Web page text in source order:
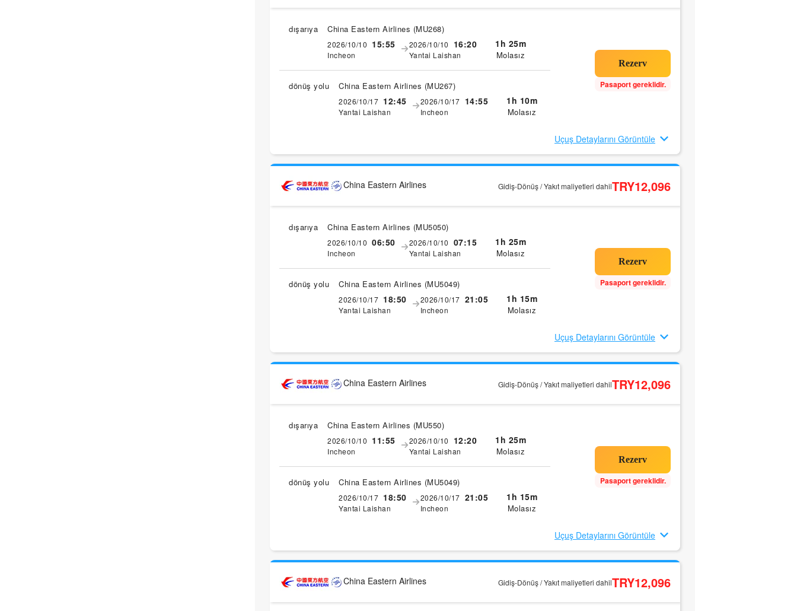
dışarıya China Eastern Airlines (MU268)
2026/10/10 15:55
Incheon
2026/10/10 16:20
Yantai Laishan
1h 25m
Molasız
dönüş yolu China Eastern Airlines (MU267)
2026/10/17 12:45
Yantai Laishan
2026/10/17 14:55
Incheon
1h 10m
Molasız
Pasaport gereklidir.
Uçuş Detaylarını Görüntüle
China Eastern Airlines Gidiş-Dönüş / Yakıt maliyetleri dahilTRY12,096
dışarıya China Eastern Airlines (MU5050)
2026/10/10 06:50
Incheon
2026/10/10 07:15
Yantai Laishan
1h 25m
Molasız
dönüş yolu China Eastern Airlines (MU5049)
2026/10/17 18:50
Yantai Laishan
2026/10/17 21:05
Incheon
1h 15m
Molasız
Pasaport gereklidir.
Uçuş Detaylarını Görüntüle
China Eastern Airlines Gidiş-Dönüş / Yakıt maliyetleri dahilTRY12,096
dışarıya China Eastern Airlines (MU550)
2026/10/10 11:55
Incheon
2026/10/10 12:20
Yantai Laishan
1h 25m
Molasız
dönüş yolu China Eastern Airlines (MU5049)
2026/10/17 18:50
Yantai Laishan
2026/10/17 21:05
Incheon
1h 15m
Molasız
Pasaport gereklidir.
Uçuş Detaylarını Görüntüle
China Eastern Airlines Gidiş-Dönüş / Yakıt maliyetleri dahilTRY12,096